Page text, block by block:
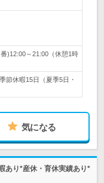
)12:00～21:00（休憩1時
節休暇15日（夏季5日・
気になる
あり*産休・育休実績あり*